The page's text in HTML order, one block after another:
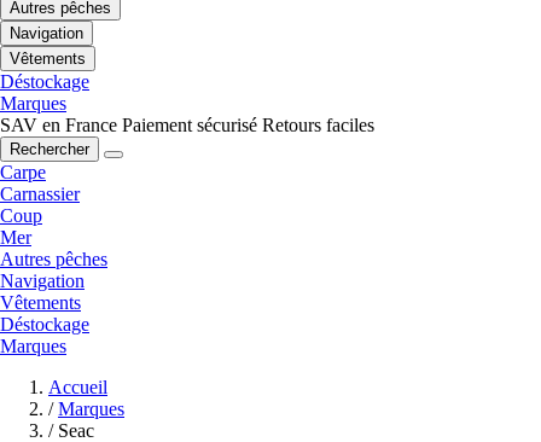
Autres pêches
Navigation
Vêtements
Déstockage
Marques
SAV en France Paiement sécurisé Retours faciles
Rechercher
Carpe
Carnassier
Coup
Mer
Autres pêches
Navigation
Vêtements
Déstockage
Marques
Accueil
/ Marques
/ Seac